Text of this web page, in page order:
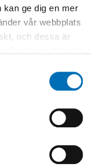
kan ge dig en mer
vår webbplats
och dessa är
och du kan
preferens,
vill acceptera.
ta reda på mer
av
Om du har besökt
areas have
of Persons with